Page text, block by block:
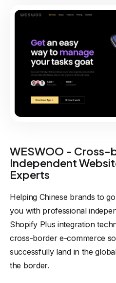
WESWOO - Cross-
Independent
Experts
Helping Chinese brands to
you with professional
Shopify Plus integration
cross-border e-commerce
successfully land in the
the border.